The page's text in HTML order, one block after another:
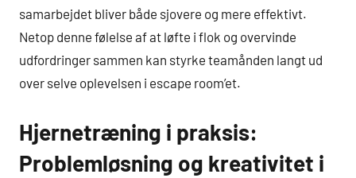
samarbejdet bliver både sjovere og mere effektivt.
Netop denne følelse af at løfte i flok og overvinde
udfordringer sammen kan styrke teamånden langt ud
over selve oplevelsen i escape room’et.
Hjernetræning i praksis:
Problemløsning og kreativitet i